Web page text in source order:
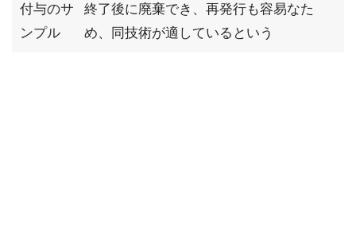
付与のサ
ンプル
終了後に廃棄でき、再発行も容易なた
め、同技術が適しているという